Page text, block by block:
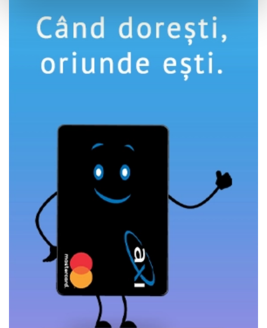
Utilizam cookie-uri pentru a personaliza experienta dvs.
pe website, pentru a analiza traficul pe website, precum
si pentru activitatea noastra de publicitate online.
Folosind site-ul fără a modifica setările referitoare la
cookie-uri înseamnă că sunteti de acord cu folosirea